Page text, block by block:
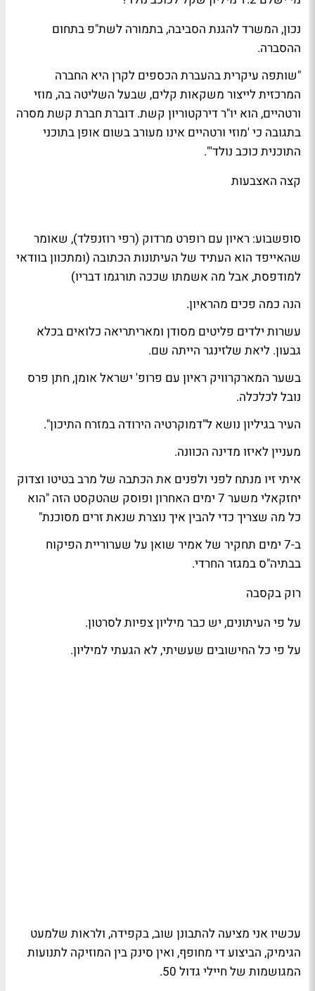
נכון, המשרד להגנת הסביבה, בתמורה לשת"פ בתחום
ההסברה.
"שותפה עיקרית בהעברת הכספים לקרן היא החברה
המרכזית לייצור משקאות קלים, שבעל השליטה בה, מוזי
ורטהיים, הוא יו"ר דירקטוריון קשת. דוברת חברת קשת מסרה
בתגובה כי 'מוזי ורטהיים אינו מעורב בשום אופן בתוכני
התוכנית כוכב נולד'".
קצה האצבעות
סופשבוע: ראיון עם רופרט מרדוק (רפי רוזנפלד), שאומר
שהאייפד הוא העתיד של העיתונות הכתובה (ומתכוון בוודאי
למודפסת, אבל מה אשמתו שככה תורגמו דבריו)
הנה כמה פכים מהראיון.
עשרות ילדים פליטים מסודן ומאריתריאה כלואים בכלא
גבעון. ליאת שלזינגר הייתה שם.
בשער המארקרוויק ראיון עם פרופ' ישראל אומן, חתן פרס
נובל לכלכלה.
העירבגיליון נושא ל"דמוקרטיה הירודה במזרח התיכון".
מעניין לאיזו מדינה הכוונה.
איתי זיו מנתח לפני ולפנים את הכתבה של מרב בטיטו וצדוק
יחזקאלי משער 7 ימים
האחרון ופוסק שהטקסט הזה "הוא
כל מה שצריך כדי להבין איך נוצרת שנאת זרים מסוכנת"
ב-7 ימים תחקיר של אמיר שואן על שערוריית הפיקוח
בבתיה"ס במגזר החרדי.
רוק בקסבה
על פי העיתונים, יש כבר מיליוןצפיות לסרטון.
על פי כל החישובים שעשיתי, לא הגעתי למיליון.
עכשיו אני מציעה להתבונן שוב, בקפידה, ולראות שלמעט
הגימיק, הביצוע די מחופף, ואין סינק בין המוזיקה לתנועות
המגושמות של חיילי גדול 50.